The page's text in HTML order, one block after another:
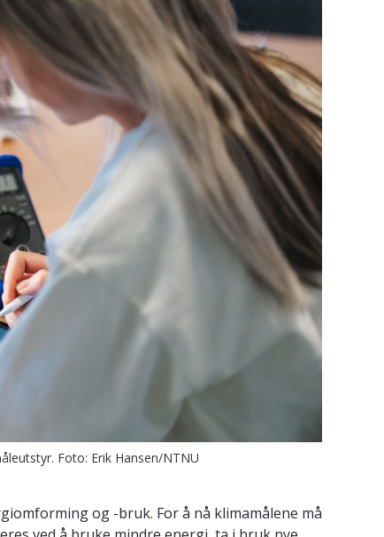
Foto: Erik Hansen/NTNU
og -bruk. For å nå klimamålene må